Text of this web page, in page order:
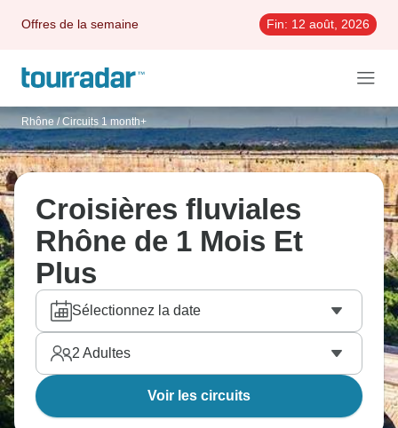
Offres de la semaine Fin: 12 août, 2026
Rhône / Circuits 1 month+
Croisières fluviales
Rhône de 1 Mois Et
Plus
Sélectionnez la date
2 Adultes
Voir les circuits